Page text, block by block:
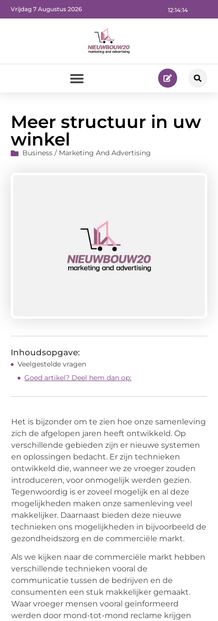
12:14:15
Vrijdag 7 Augustus 2026
Meer structuur in uw
winkel
Business / Marketing And Advertising
Inhoudsopgave:
Veelgestelde vragen
Goed artikel? Deel hem dan op:
Het is bijzonder om te zien hoe onze samenleving
zich de afgelopen jaren heeft ontwikkeld. Op
verschillende gebieden zijn er nieuwe systemen
en oplossingen bedacht. Er zijn technieken
ontwikkeld die, wanneer we ze vroeger zouden
introduceren, voor onmogelijk werden gezien.
Tegenwoordig is er zoveel mogelijk en al deze
mogelijkheden maken onze samenleving veel
makkelijker. Daarnaast bieden deze nieuwe
technieken ons mogelijkheden in bijvoorbeeld de
gezondheidszorg en de commerciële markt.
Als we kijken naar de commerciële markt hebben
verschillende technieken vooral de
communicatie tussen de bedrijven en de
consumenten een stuk makkelijker gemaakt.
Waar vroeger mensen vooral geïnformeerd
werden door mond-tot-mond reclame krijgen